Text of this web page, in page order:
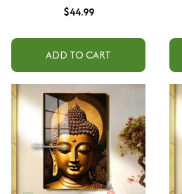
trăng
$44.99
ADD TO CART